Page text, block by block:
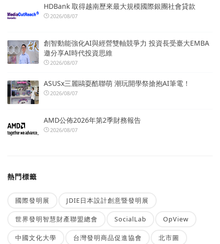
HDBank 取得越南歷來最大規模國際銀團社會貸款
2026/08/07
創智動能強化AI與經營雙軸競爭力 投資長受臺大EMBA
邀分享AI時代投資思維
2026/08/07
ASUSx三麗鷗耍酷聯萌 潮玩開學祭搶抱AI筆電！
2026/08/07
AMD公佈2026年第2季財務報告
2026/08/07
熱門標籤
國際發明展 JDIE日本設計創意暨發明展
世界發明智慧財產聯盟總會 SocialLab OpView
中國文化大學 台灣發明商品促進協會 北市圖